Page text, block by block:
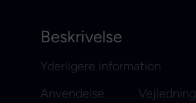
Beskrivelse
Yderligere information
Anvendelse
Vejledning